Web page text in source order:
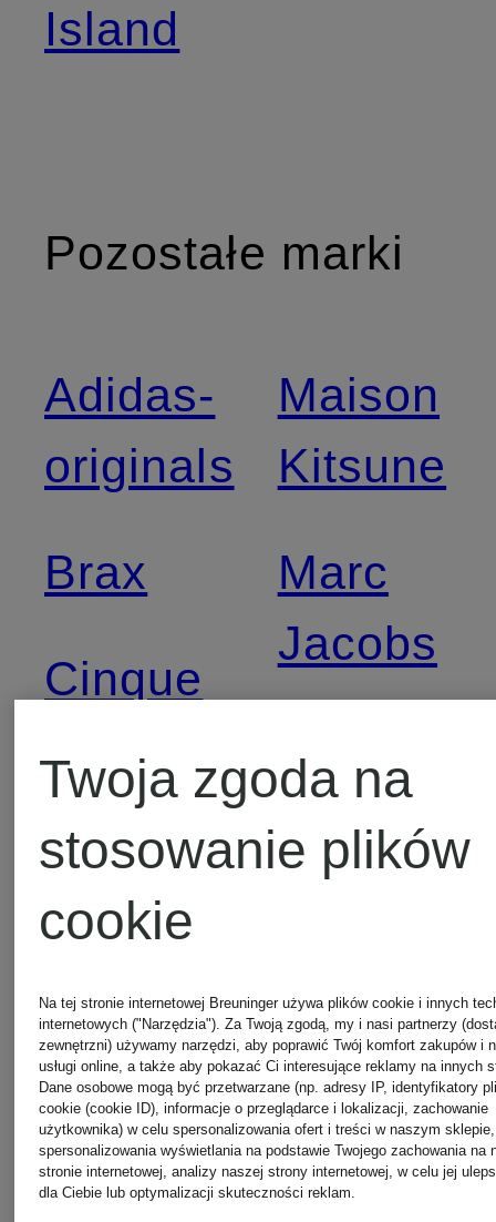
Island
Pozostałe marki
Adidas-
originals
Brax
Cinque
Darling
Harbour
FALKE
GANT
Maison
Kitsune
Marc
Jacobs
Mey
Mrs
Paul
PUMA
Twoja zgoda na
stosowanie plików
cookie
Na tej stronie internetowej Breuninger używa plików cookie i innych
internetowych ("Narzędzia"). Za Twoją zgodą, my i nasi partnerzy
zewnętrzni) używamy narzędzi, aby poprawić Twój komfort zakupów i
usługi online, a także aby pokazać Ci interesujące reklamy na innych
Dane osobowe mogą być przetwarzane (np. adresy IP, identyfikatory
cookie (cookie ID), informacje o przeglądarce i lokalizacji, zachowanie
użytkownika) w celu spersonalizowania ofert i treści w naszym sklepie,
spersonalizowania wyświetlania na podstawie Twojego zachowania na
stronie internetowej, analizy naszej strony internetowej, w celu jej
dla Ciebie lub optymalizacji skuteczności reklam.